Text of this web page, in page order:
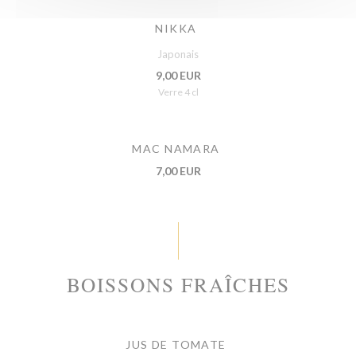
NIKKA
Japonais
9,00 EUR
Verre 4 cl
MAC NAMARA
7,00 EUR
BOISSONS FRAÎCHES
JUS DE TOMATE